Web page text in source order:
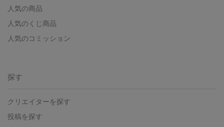
人気の商品
人気のくじ商品
人気のコミッション
探す
クリエイターを探す
投稿を探す